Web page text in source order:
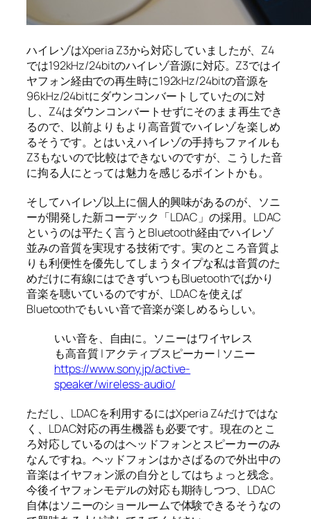
ハイレゾはXperia Z3から対応していましたが、Z4
では192kHz/24bitのハイレゾ音源に対応。Z3ではイ
ヤフォン経由での再生時に192kHz/24bitの音源を
96kHz/24bitにダウンコンバートしていたのに対
し、Z4はダウンコンバートせずにそのまま再生でき
るので、以前よりもより高音質でハイレゾを楽しめ
るそうです。とはいえハイレゾの手持ちファイルも
Z3もないので比較はできないのですが、こうした音
に拘る人にとっては魅力を感じるポイントかも。
そしてハイレゾ以上に個人的興味があるのが、ソニ
ーが開発した新コーデック「LDAC」の採用。LDAC
というのは平たく言うとBluetooth経由でハイレゾ
並みの音質を実現する技術です。実のところ音質よ
りも利便性を優先してしまうタイプな私は音質のた
めだけに有線にはできずいつもBluetoothでばかり
音楽を聴いているのですが、LDACを使えば
Bluetoothでもいい音で音楽が楽しめるらしい。
いい音を、自由に。ソニーはワイヤレス
も高音質 | アクティブスピーカー | ソニー
https://www.sony.jp/active-
speaker/wireless-audio/
ただし、LDACを利用するにはXperia Z4だけではな
く、LDAC対応の再生機器も必要です。現在のとこ
ろ対応しているのはヘッドフォンとスピーカーのみ
なんですね。ヘッドフォンはかさばるので外出中の
音楽はイヤフォン派の自分としてはちょっと残念。
今後イヤフォンモデルの対応も期待しつつ、LDAC
自体はソニーのショールームで体験できるそうなの